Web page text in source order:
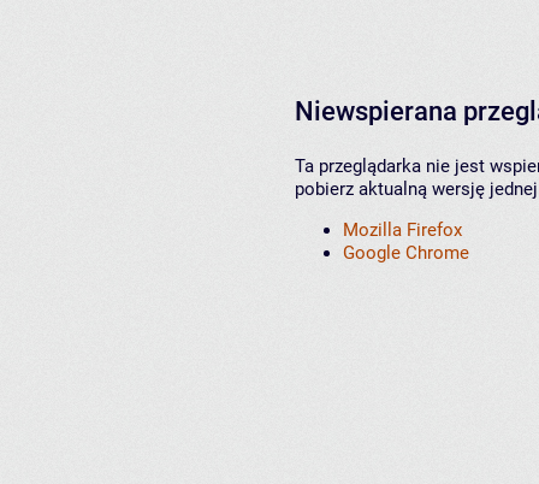
Niewspierana
Ta przeglądarka nie jest
pobierz aktualną wersję
Mozilla Firefox
Google Chrome